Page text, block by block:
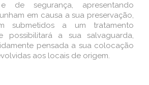
de segurança, apresentando
em causa a sua preservação,
submetidos a um tratamento
possibilitará a sua salvaguarda,
pensada a sua colocação
aos locais de origem.